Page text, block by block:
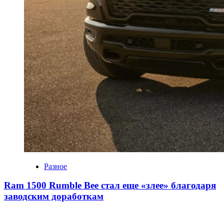
Разное
Ram 1500 Rumble Bee стал еще «злее» благодаря
заводским доработкам